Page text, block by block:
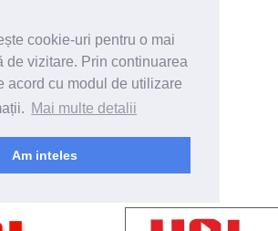
cookie-uri pentru o mai
de vizitare. Prin continuarea
acord cu modul de utilizare
Mai multe detalii
Am inteles